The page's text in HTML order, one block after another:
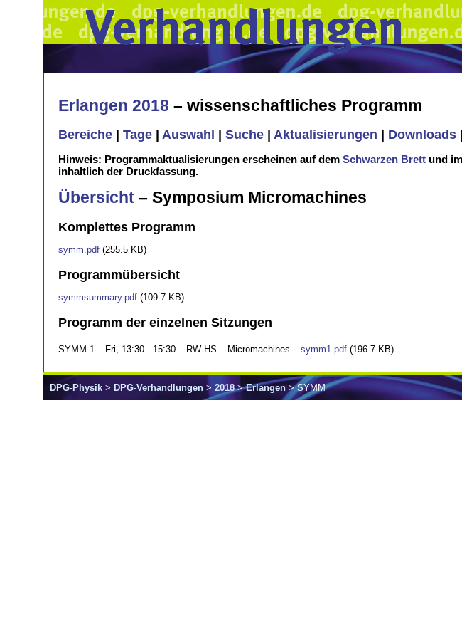
Erlangen 2018 – wissenschaftliches Programm
Bereiche Tage Auswahl Suche Aktualisierungen Downloads
Hinweis: Programmaktualisierungen erscheinen auf dem Schwarzen Brett und im
inhaltlich der Druckfassung.
Übersicht – Symposium Micromachines
Komplettes Programm
symm.pdf (255.5 KB)
Programmübersicht
symmsummary.pdf (109.7 KB)
Programm der einzelnen Sitzungen
SYMM 1 Fri, 13:30 - 15:30 RW HS Micromachines symm1.pdf (196.7 KB)
DPG-Physik > DPG-Verhandlungen > 2018>Erlangen> SYMM